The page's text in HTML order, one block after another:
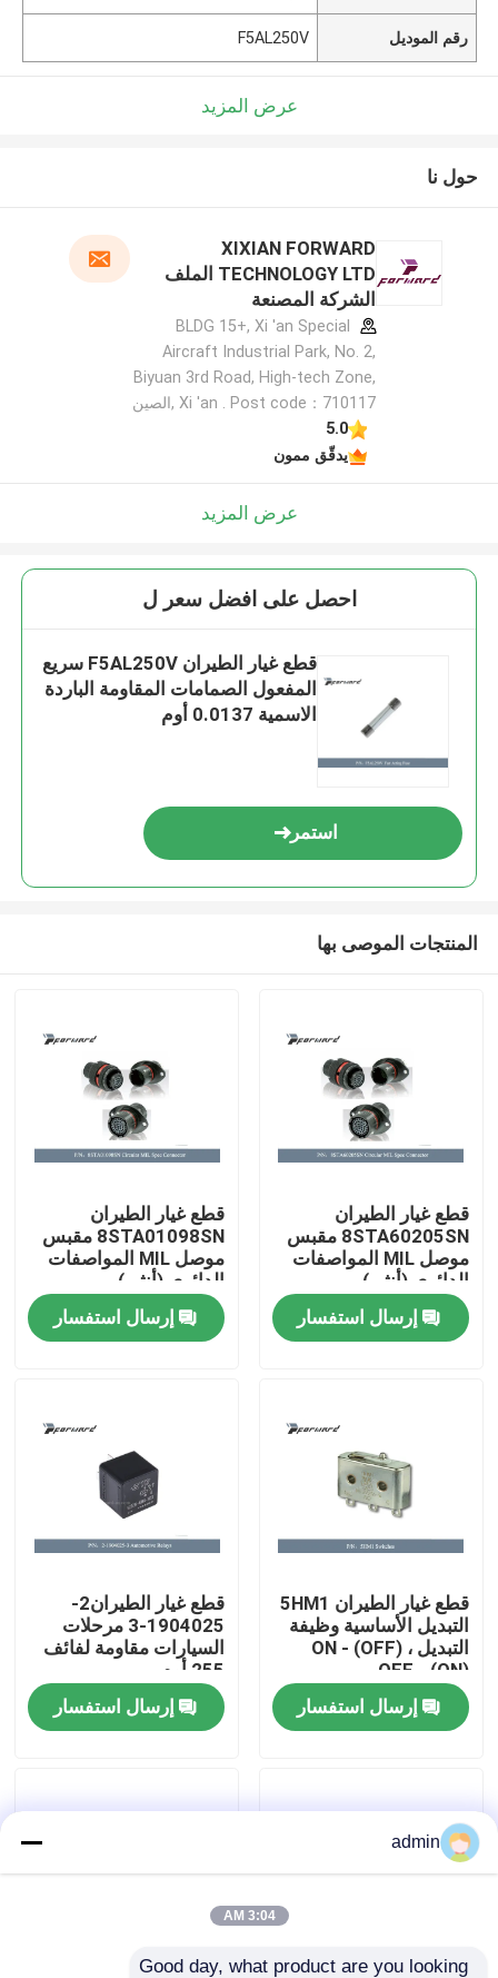
المنزل
فيديوهات
معلومات عنا
جولة في المصنع
مراقبة الجودة
أخبار
قطع غيار الطيران
رقم الموديل F5AL250V
عرض المزيد
حول نا
XIXIAN FORWARD
TECHNOLOGY LTD الملف
الشركة المصنعة
BLDG 15+, Xi 'an Special
Aircraft Industrial Park, No. 2,
Biyuan 3rd Road, High-tech Zone,
Xi 'an . Post code：710117 ,الصين
5.0
يدقّق ممون
عرض المزيد
احصل على افضل سعر ل
قطع غيار الطيران F5AL250V سريع
المفعول الصمامات المقاومة الباردة
الاسمية 0.0137 أوم
استمر
المنتجات الموصى بها
قطع غيار الطيران
8STA60205SN مقبس
موصل MIL المواصفات
الدائري (أنثى)
إرسال استفسار
قطع غيار الطيران
8STA01098SN مقبس
موصل MIL المواصفات
الدائري (أنثى)
إرسال استفسار
قطع غيار الطيران 5HM1
التبديل الأساسية وظيفة
التبديل ON - (OFF) ،
OFF - (ON)
إرسال استفسار
قطع غيار الطيران2-
1904025-3 مرحلات
السيارات مقاومة لفائف
255 أوم
إرسال استفسار
admin
3:04 AM
Good day, what product are you looking